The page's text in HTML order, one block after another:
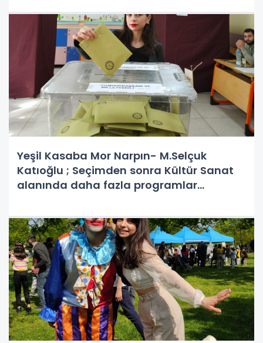
Yeşil Kasaba Mor Narpın- M.Selçuk
Katıoğlu ; Seçimden sonra Kültür Sanat
alanında daha fazla programlar